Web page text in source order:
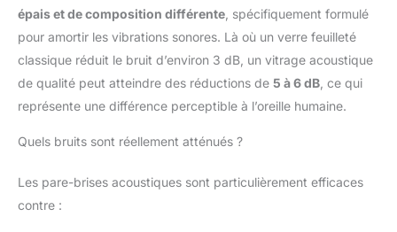
épais et de composition différente , spécifiquement formulé
pour amortir les vibrations sonores. Là où un verre feuilleté
classique réduit le bruit d’environ 3 dB, un vitrage acoustique
de qualité peut atteindre des réductions de 5 à 6 dB , ce qui
représente une différence perceptible à l’oreille humaine.
Quels bruits sont réellement atténués ?
Les pare-brises acoustiques sont particulièrement efficaces
contre :